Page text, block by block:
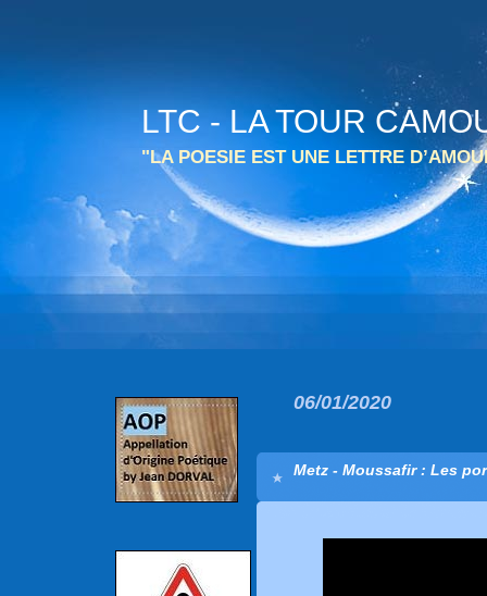
LTC - LA TOUR
"LA POESIE EST UNE LETTRE
06/01/2020
Metz - Moussafir : Les